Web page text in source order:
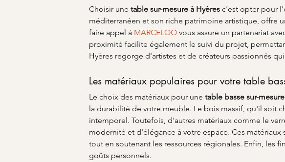
Choisir une table sur-mesure à Hyères c'est opter pour
méditerranéen et son riche patrimoine artistique, offre
faire appel à MARCELOO vous assure un partenariat
proximité facilite également le suivi du projet,
Hyères regorge d'artistes et de créateurs passionnés
Les matériaux populaires pour votre table
Le choix des matériaux pour une table basse sur-
la durabilité de votre meuble. Le bois massif, qu'il soit
intemporel. Toutefois, d'autres matériaux comme le
modernité et d'élégance à votre espace. Ces
tout en soutenant les ressources régionales. Enfin, les
goûts personnels.